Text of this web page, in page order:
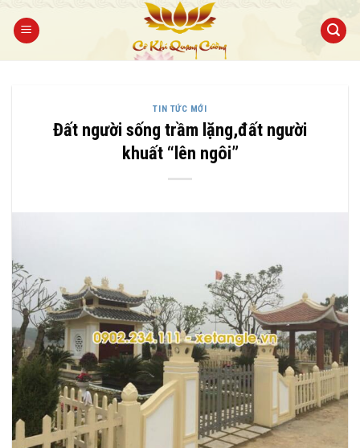
qua
TIN TỨC MỚI
Đất người sống trầm lặng,đất người
khuất “lên ngôi”